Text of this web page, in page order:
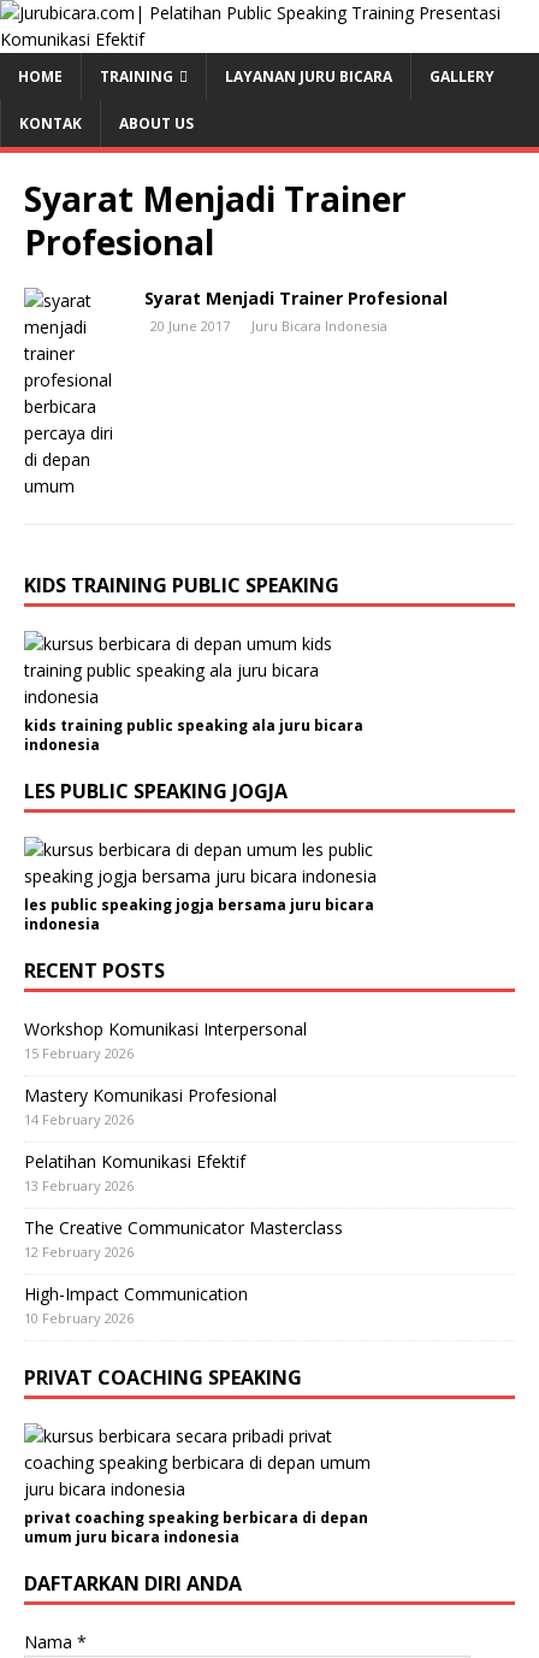
HOME TRAINING LAYANAN JURU BICARA GALLERY
KONTAK ABOUT US
Syarat Menjadi Trainer
Profesional
Syarat Menjadi Trainer Profesional
20 June 2017 Juru Bicara Indonesia
KIDS TRAINING PUBLIC SPEAKING
kids training public speaking ala juru bicara
indonesia
LES PUBLIC SPEAKING JOGJA
les public speaking jogja bersama juru bicara
indonesia
RECENT POSTS
Workshop Komunikasi Interpersonal
15 February 2026
Mastery Komunikasi Profesional
14 February 2026
Pelatihan Komunikasi Efektif
13 February 2026
The Creative Communicator Masterclass
12 February 2026
High-Impact Communication
10 February 2026
PRIVAT COACHING SPEAKING
privat coaching speaking berbicara di depan
umum juru bicara indonesia
DAFTARKAN DIRI ANDA
Nama *